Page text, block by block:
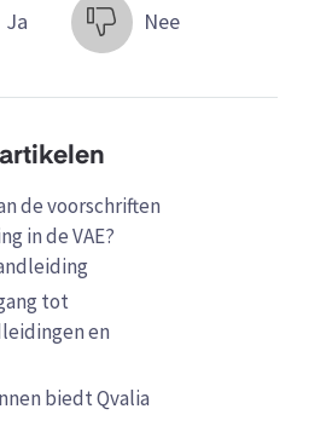
Ja Nee
de voorschriften
in de VAE?
tot
en
biedt Qvalia